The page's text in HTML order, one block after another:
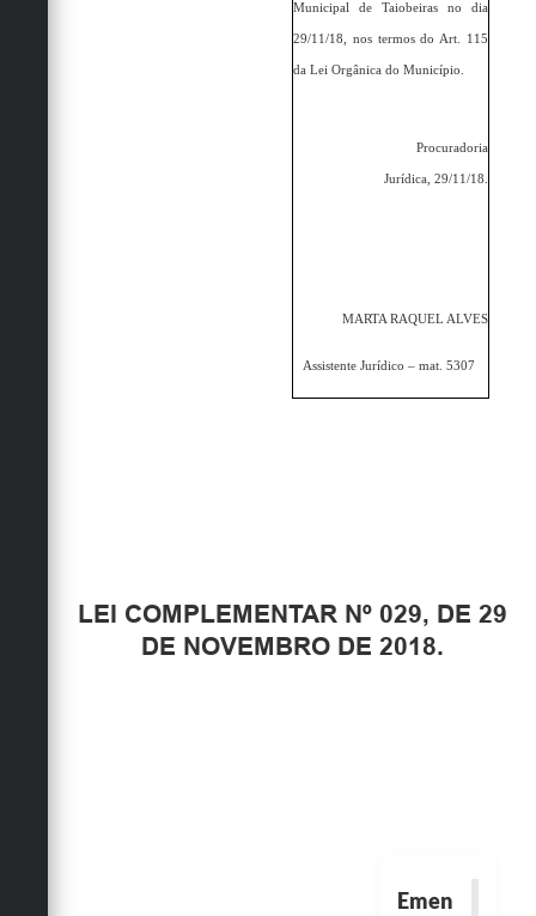
Municipal de Taiobeiras no dia
29/11/18, nos termos do Art. 115
da Lei Orgânica do Município.
Procuradoria
Jurídica, 29/11/18.
MARTA RAQUEL ALVES
Assistente Jurídico – mat. 5307
LEI COMPLEMENTAR Nº 029, DE 29
DE NOVEMBRO DE 2018.
Emen